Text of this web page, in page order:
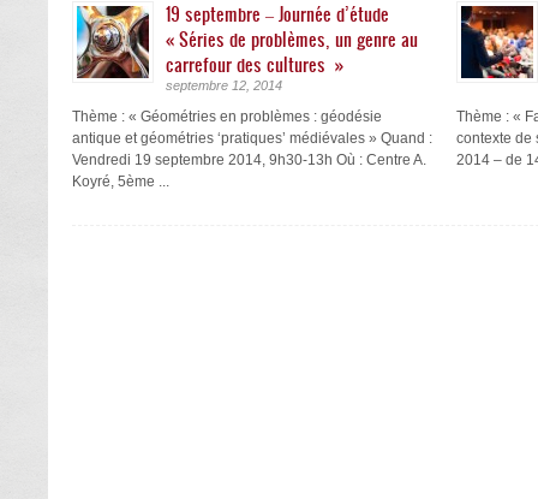
19 septembre – Journée d’étude
« Séries de problèmes, un genre au
carrefour des cultures »
septembre 12, 2014
Thème : « Géométries en problèmes : géodésie
antique et géométries ‘pratiques’ médiévales » Quand :
Vendredi 19 septembre 2014, 9h30-13h Où : Centre A.
Koyré, 5ème ...
Thème : «
contexte de
2014 – de